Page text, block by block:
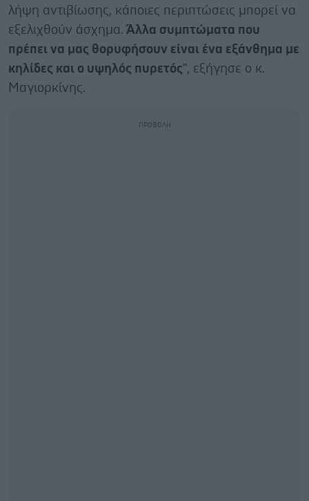
λήψη αντιβίωσης, κάποιες περιπτώσεις μπορεί να
εξελιχθούν άσχημα. Άλλα συμπτώματα που
πρέπει να μας θορυφήσουν είναι ένα εξάνθημα με
κηλίδες και ο υψηλός πυρετός”, εξήγησε ο κ.
Μαγιορκίνης.